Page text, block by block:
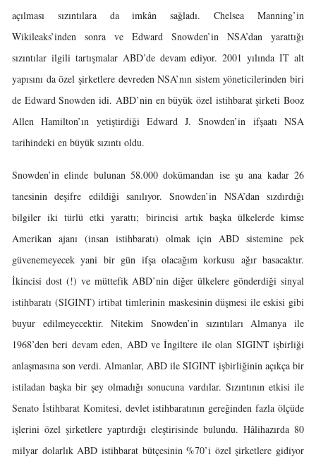
açılması sızıntılara da imkân sağladı. Chelsea Manning’in
Wikileaks’inden sonra ve Edward Snowden’in NSA’dan yarattığı
sızıntılar ilgili tartışmalar ABD’de devam ediyor. 2001 yılında IT alt
yapısını da özel şirketlere devreden NSA’nın sistem yöneticilerinden biri
de Edward Snowden idi. ABD’nin en büyük özel istihbarat şirketi Booz
Allen Hamilton’ın yetiştirdiği Edward J. Snowden’in ifşaatı NSA
tarihindeki en büyük sızıntı oldu.
Snowden’in elinde bulunan 58.000 dokümandan ise şu ana kadar 26
tanesinin deşifre edildiği sanılıyor. Snowden’in NSA’dan sızdırdığı
bilgiler iki türlü etki yarattı; birincisi artık başka ülkelerde kimse
Amerikan ajanı (insan istihbaratı) olmak için ABD sistemine pek
güvenemeyecek yani bir gün ifşa olacağım korkusu ağır basacaktır.
İkincisi dost (!) ve müttefik ABD’nin diğer ülkelere gönderdiği sinyal
istihbaratı (SIGINT) irtibat timlerinin maskesinin düşmesi ile eskisi gibi
buyur edilmeyecektir. Nitekim Snowden’in sızıntıları Almanya ile
1968’den beri devam eden, ABD ve İngiltere ile olan SIGINT işbirliği
anlaşmasına son verdi. Almanlar, ABD ile SIGINT işbirliğinin açıkça bir
istiladan başka bir şey olmadığı sonucuna vardılar. Sızıntının etkisi ile
Senato İstihbarat Komitesi, devlet istihbaratının gereğinden fazla ölçüde
işlerini özel şirketlere yaptırdığı eleştirisinde bulundu. Hâlihazırda 80
milyar dolarlık ABD istihbarat bütçesinin %70’i özel şirketlere gidiyor